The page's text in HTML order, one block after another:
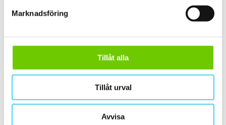
Marknadsföring
Tillåt alla
Tillåt urval
Avvisa
ca 60x60 cm(2)
60x60 cm(2)